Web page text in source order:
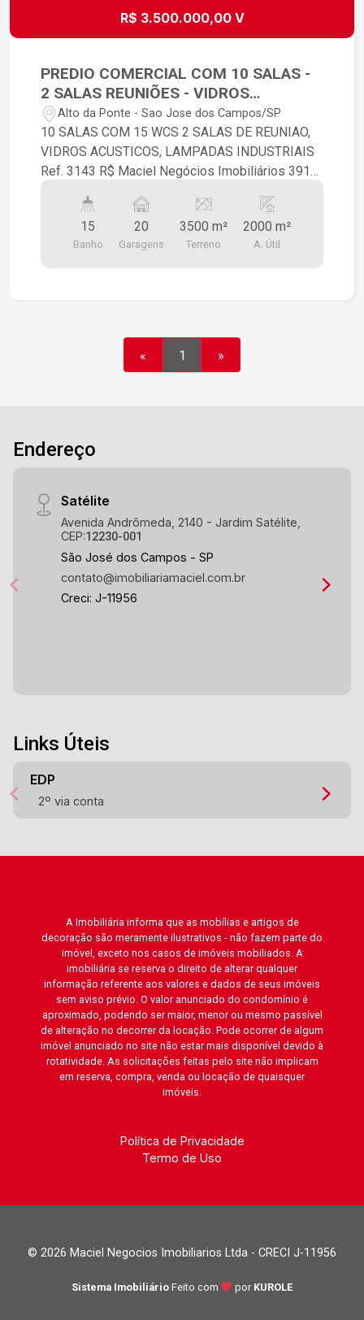
R$ 3.500.000,00 V
PREDIO COMERCIAL COM 10 SALAS -
2 SALAS REUNIÕES - VIDROS
ACÚSTICOS
Alto da Ponte - Sao Jose dos Campos/SP
10 SALAS COM 15 WCS 2 SALAS DE REUNIAO,
VIDROS ACUSTICOS, LAMPADAS INDUSTRIAIS
Ref. 3143 R$ Maciel Negócios Imobiliários 3919-
15
Banho
20
Garagens
3500 m²
Terreno
2000 m²
A. Útil
« 1 »
Endereço
Satélite
Avenida Andrômeda, 2140 - Jardim Satélite,
CEP:12230-001
São José dos Campos - SP
contato@imobiliariamaciel.com.br
Creci: J-11956
Links Úteis
EDP
2º via conta
A Imobiliária informa que as mobílias e artigos de
decoração são meramente ilustrativos - não fazem parte do
imóvel, exceto nos casos de imóveis mobiliados. A
imobiliária se reserva o direito de alterar qualquer
informação referente aos valores e dados de seus imóveis
sem aviso prévio. O valor anunciado do condomínio é
aproximado, podendo ser maior, menor ou mesmo passível
de alteração no decorrer da locação. Pode ocorrer de algum
imóvel anunciado no site não estar mais disponível devido à
rotatividade. As solicitações feitas pelo site não implicam
em reserva, compra, venda ou locação de quaisquer
imóveis.
Política de Privacidade
Termo de Uso
© 2026 Maciel Negocios Imobiliarios Ltda - CRECI J-11956
Sistema Imobiliário Feito com por KUROLE